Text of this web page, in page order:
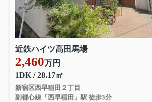
近鉄ハイツ高田馬場
2,460万円
1DK / 28.17㎡
新宿区西早稲田２丁目
副都心線「西早稲田」駅 徒歩3分